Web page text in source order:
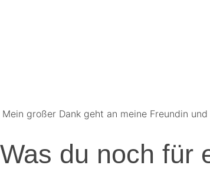
Mein großer Dank geht an meine Freundin und
Was du noch für